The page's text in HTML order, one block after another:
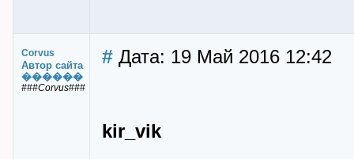
Corvus
Автор сайта
������
###Corvus###
# Дата: 19 Май 2016 12:42
kir_vik